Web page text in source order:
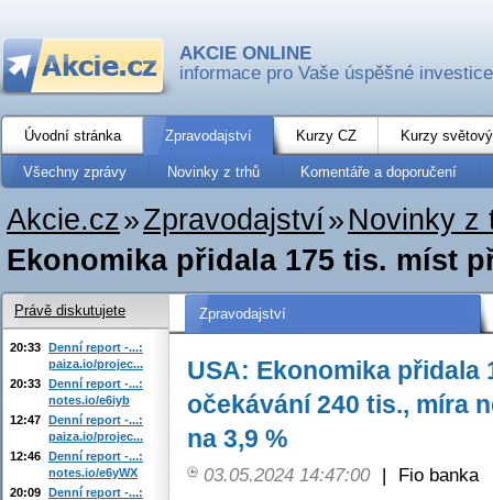
AKCIE ONLINE
informace pro Vaše úspěšné investice
Úvodní stránka Zpravodajství Kurzy CZ Kurzy
Všechny zprávy Novinky z trhů Komentáře a doporučení
Akcie.cz»Zpravodajství» Novinky z
Ekonomika přidala 175 tis. míst
Zpravodajství
USA: Ekonomika přidala
očekávání 240 tis., míra
na 3,9 %
03.05.2024 14:47:00 |
Fio banka
Právě diskutujete
20:33 Denní report -...:
paiza.io/projec...
20:33 Denní report -...:
notes.io/e6iyb
12:47 Denní report -...:
paiza.io/projec...
12:46 Denní report -...:
notes.io/e6yWX
20:09 Denní report -...: